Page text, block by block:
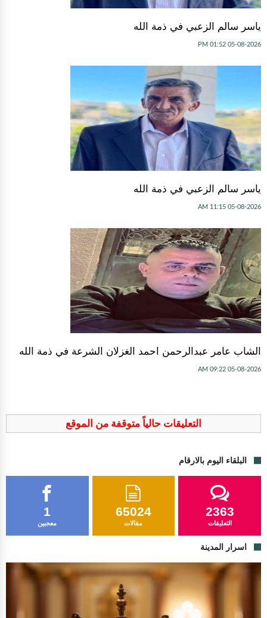
ياسر سالم الزعبي في ذمة الله
05-08-2026 01:52 PM
ياسر سالم الزعبي في ذمة الله
05-08-2026 11:15 AM
الشاب عامر عبدالرحمن احمد الغزلان الشرعة في ذمة الله
05-08-2026 09:22 AM
التعليقات حالياً متوقفة من الموقع
البلقاء اليوم بالارقام
1
معجبين
65024
مقالات
2363
التعليقات
اسرار المدينة